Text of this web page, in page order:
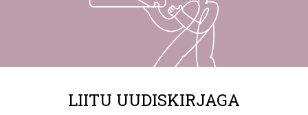
LIITU UUDISKIRJAGA